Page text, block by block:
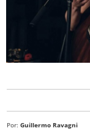
Por: Guillermo Ravagni